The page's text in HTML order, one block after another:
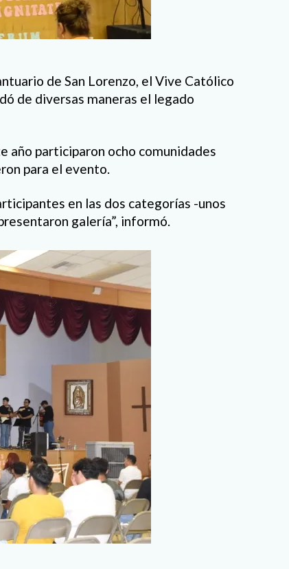
de San Lorenzo, el Vive Católico
de diversas maneras el legado
año participaron ocho comunidades
para el evento.
en las dos categorías -unos
galería”, informó.